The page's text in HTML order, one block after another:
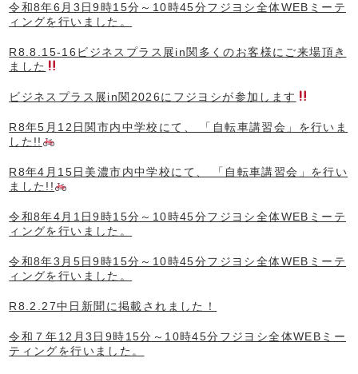
令和8年6月3日9時15分～10時45分フジヨシ全体WEBミーテ
ィングを行いました。
R8.8.15-16ビジネスプラス展in関多くのお客様にご来場頂き
ました
ビジネスプラス展in関2026にフジヨシが参加します
R8年5月12日関市内中学校にて、 「自転車講習会」を行いま
した!!
R8年4月15日美濃市内中学校にて、 「自転車講習会」を行い
ました!!
令和8年4月1日9時15分～10時45分フジヨシ全体WEBミーテ
ィングを行いました。
令和8年3月5日9時15分～10時45分フジヨシ全体WEBミーテ
ィングを行いました。
R8.2.27中日新聞に掲載されました！
令和７年12月3日9時15分～10時45分フジヨシ全体WEBミー
ティングを行いました。